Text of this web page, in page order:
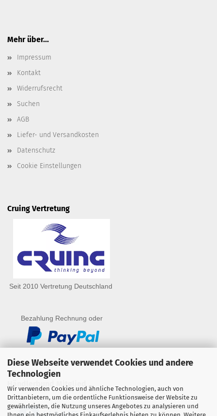
Diese Webseite verwendet Cookies und andere
Technologien
Wir verwenden Cookies und ähnliche Technologien, auch von
Drittanbietern, um die ordentliche Funktionsweise der Website zu
gewährleisten, die Nutzung unseres Angebotes zu analysieren und
Ihnen ein bestmögliches Einkaufserlebnis bieten zu können. Weitere
Mehr über...
Impressum
Kontakt
Widerrufsrecht
Suchen
AGB
Liefer- und Versandkosten
Datenschutz
Cookie Einstellungen
Cruing Vertretung
Seit 2010 Vertretung Deutschland
Bezahlung Rechnung oder
Händlerbund Mitglied